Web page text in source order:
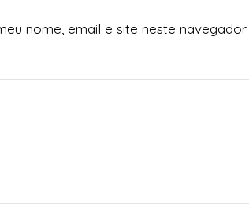
nome, email e site neste